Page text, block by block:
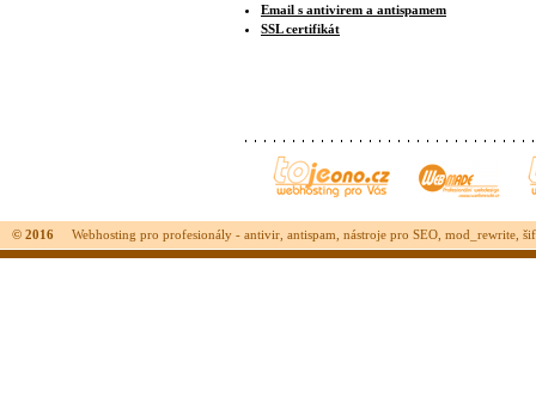
Email s antivirem a antispamem
SSL certifikát
© 2016 Webhosting pro profesionály - antivir, antispam, nástroje pro SEO, mod_rewrite,